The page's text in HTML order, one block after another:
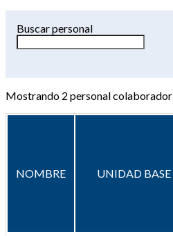
Buscar personal
Mostrando 2 personal colaborador
NOMBRE UNIDAD BASE